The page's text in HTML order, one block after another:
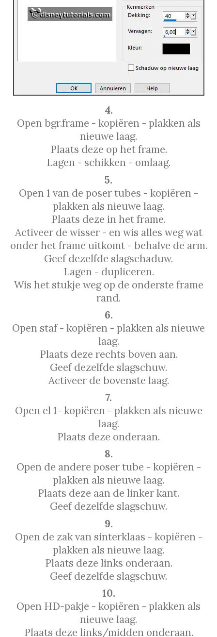
4.
Open bgr.frame - kopiëren - plakken als
nieuwe laag.
Plaats deze op het frame.
Lagen - schikken - omlaag.
5.
Open 1 van de poser tubes - kopiëren -
plakken als nieuwe laag.
Plaats deze in het frame.
Activeer de wisser - en wis alles weg wat
onder het frame uitkomt - behalve de arm.
Geef dezelfde slagschaduw.
Lagen - dupliceren.
Wis het stukje weg op de onderste frame
rand.
6.
Open staf - kopiëren - plakken als nieuwe
laag.
Plaats deze rechts boven aan.
Geef dezelfde slagschuw.
Activeer de bovenste laag.
7.
Open el 1- kopiëren - plakken als nieuwe
laag.
Plaats deze onderaan.
8.
Open de andere poser tube - kopiëren -
plakken als nieuwe laag.
Plaats deze aan de linker kant.
Geef dezelfde slagschuw.
9.
Open de zak van sinterklaas - kopiëren -
plakken als nieuwe laag.
Plaats deze links onderaan.
Geef dezelfde slagschuw.
10.
Open HD-pakje - kopiëren - plakken als
nieuwe laag.
Plaats deze links/midden onderaan.